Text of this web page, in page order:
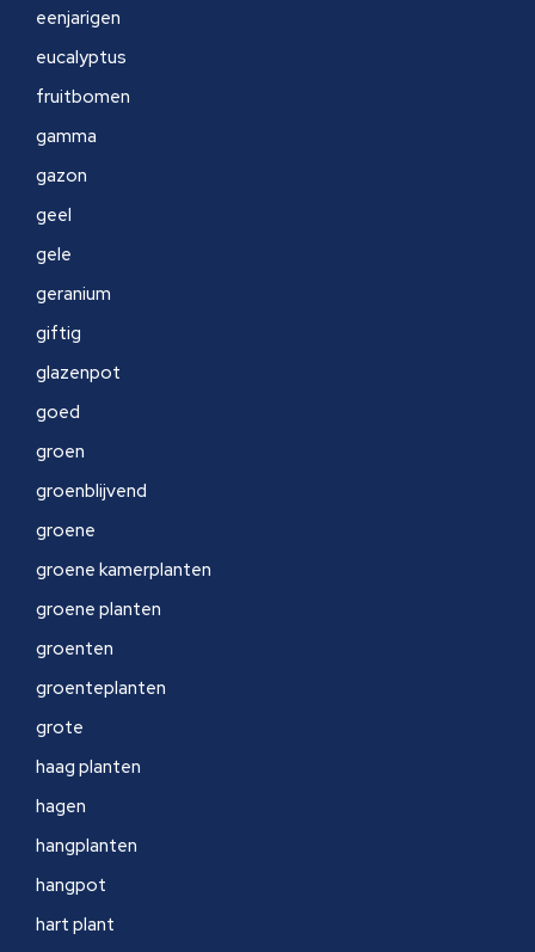
eenjarigen
eucalyptus
fruitbomen
gamma
gazon
geel
gele
geranium
giftig
glazenpot
goed
groen
groenblijvend
groene
groene kamerplanten
groene planten
groenten
groenteplanten
grote
haag planten
hagen
hangplanten
hangpot
hart plant